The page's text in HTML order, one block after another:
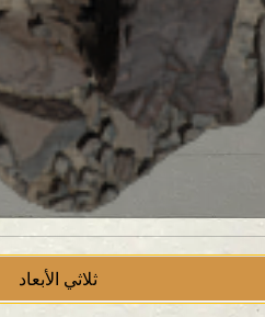
ثلاثي الأبعاد